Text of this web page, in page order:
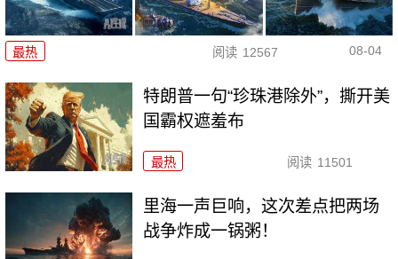
最热 阅读 12567 08-04
特朗普一句“珍珠港除外”，撕开美
国霸权遮羞布
最热 阅读 11501
里海一声巨响，这次差点把两场
战争炸成一锅粥！